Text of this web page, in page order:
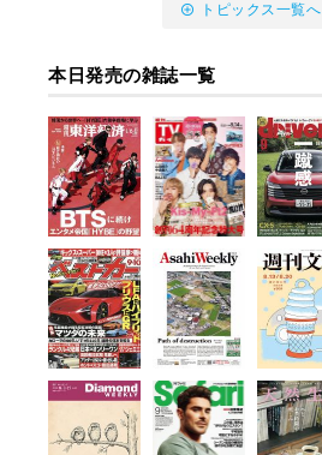
トピックス一覧へ
本日発売の雑誌一覧